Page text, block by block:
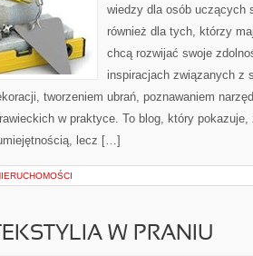
wiedzy dla osób uczących
również dla tych, którzy
chcą rozwijać swoje
inspiracjach związanych z
tworzeniem ubrań, poznawaniem
w praktyce. To blog, który
lecz […]
W PRANIU